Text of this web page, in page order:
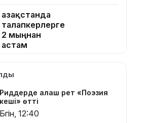
Қазақстанда
талапкерлерге
2 мыңнан
астам
Кімдер
бола
алады?
Риддерде алғаш рет «Поэзия
кеші» өтті
Бүгін, 12:40